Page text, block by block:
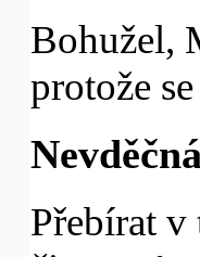
Bohužel,
protože
Přebírat v